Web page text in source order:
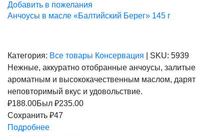
Добавить в пожелания
Анчоусы в масле «Балтийский Берег» 145 г
Категория: Все товары Консервация SKU: 5939
Нежные, аккуратно отобранные анчоусы, залитые
ароматным и высококачественным маслом, дарят
неповторимый вкус и удовольствие.
₽188.00Был ₽235.00
Сохранить ₽47
Подробнее